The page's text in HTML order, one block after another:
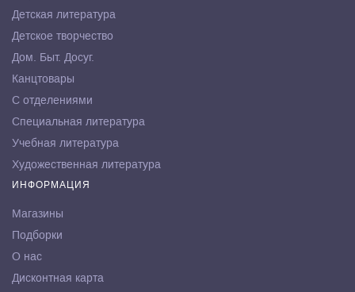
Детская литература
Детское творчество
Дом. Быт. Досуг.
Канцтовары
С отделениями
Специальная литература
Учебная литература
Художественная литература
ИНФОРМАЦИЯ
Магазины
Подборки
О нас
Дисконтная карта